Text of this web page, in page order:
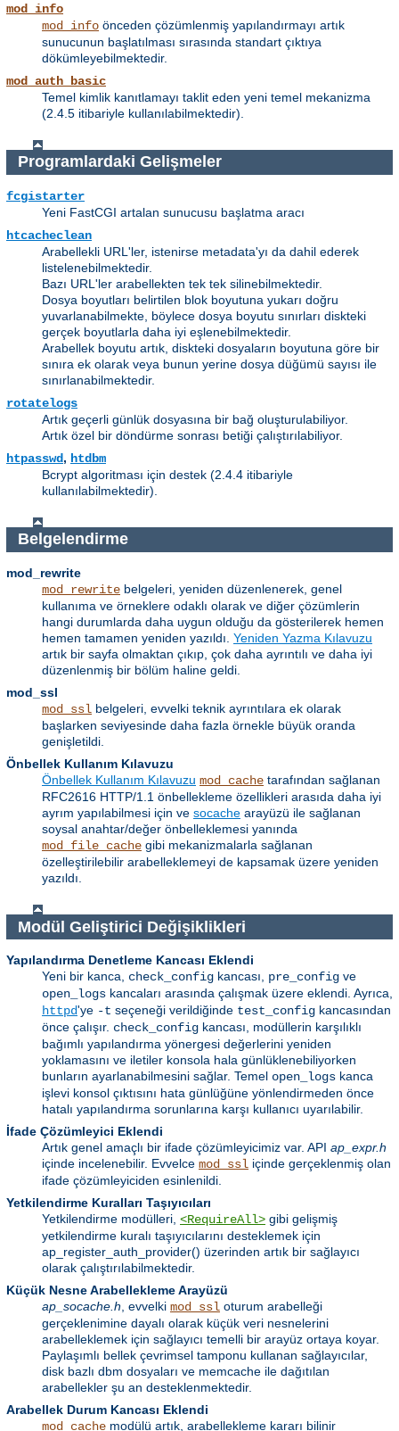
mod_info
mod_info önceden çözümlenmiş yapılandırmayı artık
sunucunun başlatılması sırasında standart çıktıya
dökümleyebilmektedir.
mod_auth_basic
Temel kimlik kanıtlamayı taklit eden yeni temel mekanizma
(2.4.5 itibariyle kullanılabilmektedir).
Programlardaki Gelişmeler
fcgistarter
Yeni FastCGI artalan sunucusu başlatma aracı
htcacheclean
Arabellekli URL'ler, istenirse metadata'yı da dahil ederek
listelenebilmektedir.
Bazı URL'ler arabellekten tek tek silinebilmektedir.
Dosya boyutları belirtilen blok boyutuna yukarı doğru
yuvarlanabilmekte, böylece dosya boyutu sınırları diskteki
gerçek boyutlarla daha iyi eşlenebilmektedir.
Arabellek boyutu artık, diskteki dosyaların boyutuna göre bir
sınıra ek olarak veya bunun yerine dosya düğümü sayısı ile
sınırlanabilmektedir.
rotatelogs
Artık geçerli günlük dosyasına bir bağ oluşturulabiliyor.
Artık özel bir döndürme sonrası betiği çalıştırılabiliyor.
htpasswd, htdbm
Bcrypt algoritması için destek (2.4.4 itibariyle
kullanılabilmektedir).
Belgelendirme
mod_rewrite
mod_rewrite belgeleri, yeniden düzenlenerek, genel
kullanıma ve örneklere odaklı olarak ve diğer çözümlerin
hangi durumlarda daha uygun olduğu da gösterilerek hemen
hemen tamamen yeniden yazıldı. Yeniden Yazma Kılavuzu
artık bir sayfa olmaktan çıkıp, çok daha ayrıntılı ve daha iyi
düzenlenmiş bir bölüm haline geldi.
mod_ssl
mod_ssl belgeleri, evvelki teknik ayrıntılara ek olarak
başlarken seviyesinde daha fazla örnekle büyük oranda
genişletildi.
Önbellek Kullanım Kılavuzu
Önbellek Kullanım Kılavuzu mod_cache tarafından sağlanan
RFC2616 HTTP/1.1 önbellekleme özellikleri arasıda daha iyi
ayrım yapılabilmesi için ve socache arayüzü ile sağlanan
soysal anahtar/değer önbelleklemesi yanında
mod_file_cache gibi mekanizmalarla sağlanan
özelleştirilebilir arabelleklemeyi de kapsamak üzere yeniden
yazıldı.
Modül Geliştirici Değişiklikleri
Yapılandırma Denetleme Kancası Eklendi
Yeni bir kanca, check_config kancası, pre_config ve
open_logs kancaları arasında çalışmak üzere eklendi. Ayrıca,
httpd'ye -t seçeneği verildiğinde test_config kancasından
önce çalışır. check_config kancası, modüllerin karşılıklı
bağımlı yapılandırma yönergesi değerlerini yeniden
yoklamasını ve iletiler konsola hala günlüklenebiliyorken
bunların ayarlanabilmesini sağlar. Temel open_logs kanca
işlevi konsol çıktısını hata günlüğüne yönlendirmeden önce
hatalı yapılandırma sorunlarına karşı kullanıcı uyarılabilir.
İfade Çözümleyici Eklendi
Artık genel amaçlı bir ifade çözümleyicimiz var. API ap_expr.h
içinde incelenebilir. Evvelce mod_ssl içinde gerçeklenmiş olan
ifade çözümleyiciden esinlenildi.
Yetkilendirme Kuralları Taşıyıcıları
Yetkilendirme modülleri, <RequireAll> gibi gelişmiş
yetkilendirme kuralı taşıyıcılarını desteklemek için
ap_register_auth_provider() üzerinden artık bir sağlayıcı
olarak çalıştırılabilmektedir.
Küçük Nesne Arabellekleme Arayüzü
ap_socache.h , evvelki mod_ssl oturum arabelleği
gerçeklenimine dayalı olarak küçük veri nesnelerini
arabelleklemek için sağlayıcı temelli bir arayüz ortaya koyar.
Paylaşımlı bellek çevrimsel tamponu kullanan sağlayıcılar,
disk bazlı dbm dosyaları ve memcache ile dağıtılan
arabellekler şu an desteklenmektedir.
Arabellek Durum Kancası Eklendi
mod_cache modülü artık, arabellekleme kararı bilinir